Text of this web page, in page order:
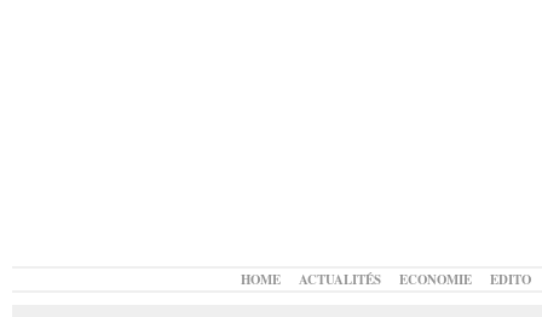
HOME ACTUALITÉS ECONOMIE EDITO